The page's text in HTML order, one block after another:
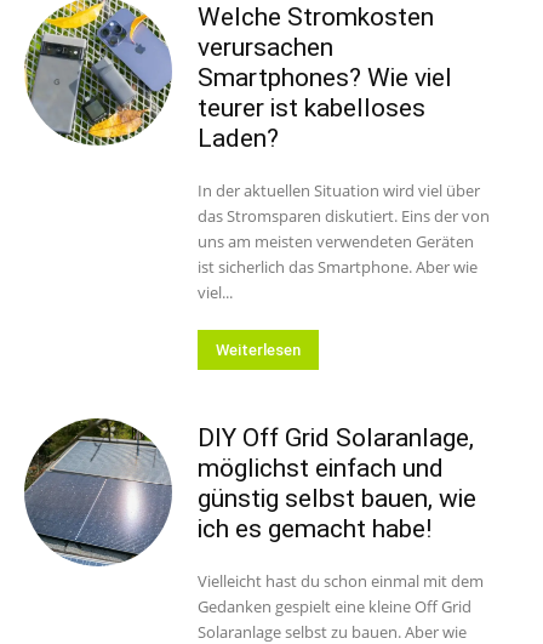
Welche Stromkosten
verursachen
Smartphones? Wie viel
teurer ist kabelloses
Laden?
In der aktuellen Situation wird viel über
das Stromsparen diskutiert. Eins der von
uns am meisten verwendeten Geräten
ist sicherlich das Smartphone. Aber wie
viel...
Weiterlesen
DIY Off Grid Solaranlage,
möglichst einfach und
günstig selbst bauen, wie
ich es gemacht habe!
Vielleicht hast du schon einmal mit dem
Gedanken gespielt eine kleine Off Grid
Solaranlage selbst zu bauen. Aber wie